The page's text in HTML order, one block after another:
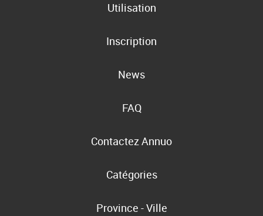
Utilisation
Inscription
News
FAQ
Contactez Annuo
Catégories
Province - Ville